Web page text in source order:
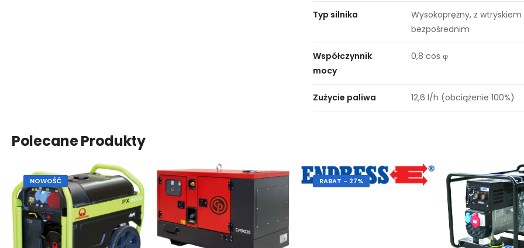
Typ silnika
Wysokoprężny, z wtryskiem
bezpośrednim
Współczynnik
mocy
0,8 cos φ
Zużycie paliwa 12,6 l/h (obciążenie 100%)
Polecane Produkty
NOWOŚĆ RABAT - 27%